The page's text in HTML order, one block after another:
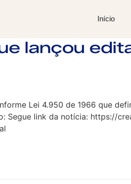
Início
lançou
Lei 4.950 de 1966 que
Segue link da notícia: